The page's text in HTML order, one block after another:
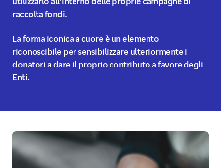
raccolta fondi.
La forma iconica a cuore è un elemento
riconoscibile per sensibilizzare ulteriormente i
donatori a dare il proprio contributo a favore degli
Enti.